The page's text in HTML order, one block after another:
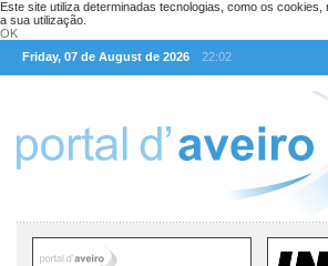
Este site utiliza determinadas tecnologias, como os
a sua utilização.
OK
Friday, 07 de August de 2026
22:02